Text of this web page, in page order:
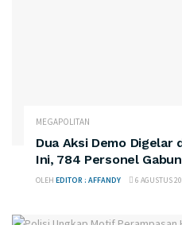
MEGAPOLITAN
Dua Aksi Demo Digelar
Ini, 784 Personel
OLEH EDITOR : AFFANDY 6 AGUSTUS